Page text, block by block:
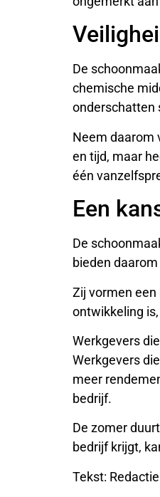
De
chemische
onderschatten
Neem daarom
en tijd, maar
één
Een
De
bieden
Zij vormen
ontwikkeling
Werkgevers
Werkgevers
meer
bedrijf.
De zomer
bedrijf krijgt,
Tekst: